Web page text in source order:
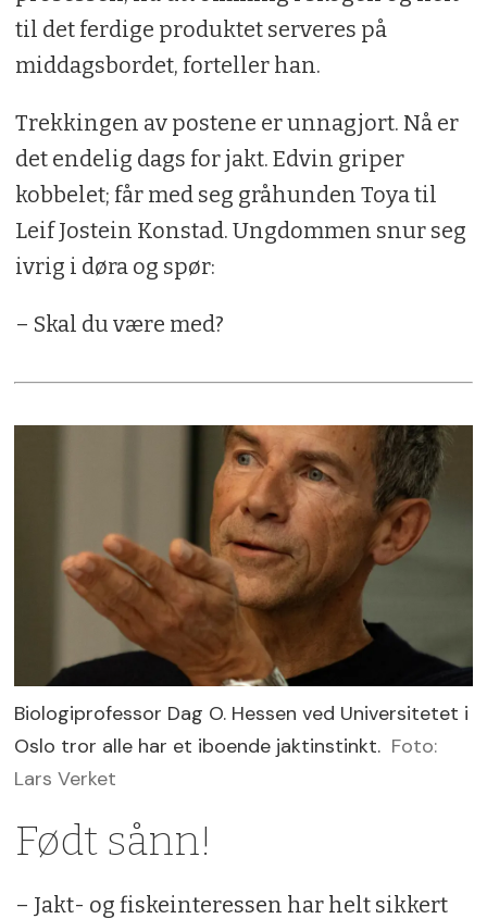
til det ferdige produktet serveres på
middagsbordet, forteller han.
Trekkingen av postene er unnagjort. Nå er
det endelig dags for jakt. Edvin griper
kobbelet; får med seg gråhunden Toya til
Leif Jostein Konstad. Ungdommen snur seg
ivrig i døra og spør:
– Skal du være med?
Biologiprofessor Dag O. Hessen ved Universitetet i
Oslo tror alle har et iboende jaktinstinkt. Foto:
Lars Verket
Født sånn!
– Jakt- og fiskeinteressen har helt sikkert